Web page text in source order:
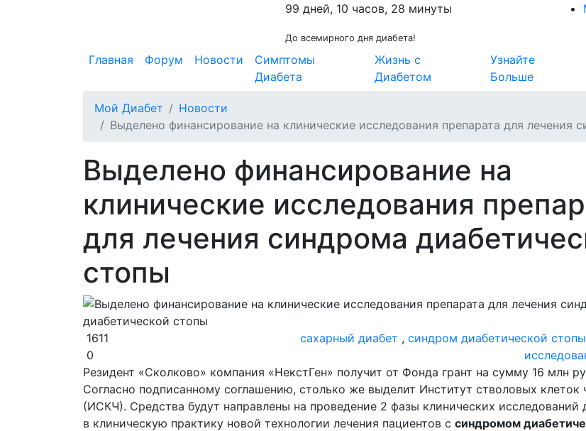
99 дней, 10 часов, 28 минуты
До всемирного дня диабета!
Главная Форум Новости
Симптомы
Диабета
Жизнь с
Диабетом
Узнайте
Больше
Мой Диабет
Новости
Выделено финансирование на клинические исследования препарата для лечения
Выделено финансирование на
клинические исследования
для лечения синдрома
стопы
1611
0
сахарный диабет , синдром диабетической стопы
Резидент «Сколково» компания «НекстГен» получит от Фонда грант на сумму 16 млн
Согласно подписанному соглашению, столько же выделит Институт стволовых клеток
(ИСКЧ). Средства будут направлены на проведение 2 фазы клинических исследований
в клиническую практику новой технологии лечения пациентов с синдромом